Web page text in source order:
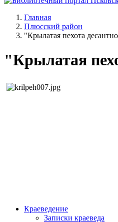
Главная
Плюсский район
"Крылатая пехота
"Крылатая
Краеведение
Записки краеведа